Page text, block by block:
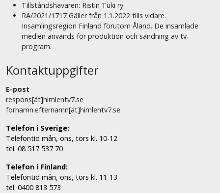
Tillståndshavaren: Ristin Tuki ry
RA/2021/1717 Gäller från 1.1.2022 tills vidare.
Insamlingsregion Finland förutom Åland. De insamlade
medlen används för produktion och sändning av tv-
program.
Kontaktuppgifter
E-post
respons[ät]himlentv7.se
fornamn.efternamn[ät]himlentv7.se
Telefon i Sverige:
Telefontid mån, ons, tors kl. 10-12
tel. 08 517 537 70
Telefon i Finland:
Telefontid mån, ons, tors kl. 11-13
tel. 0400 813 573